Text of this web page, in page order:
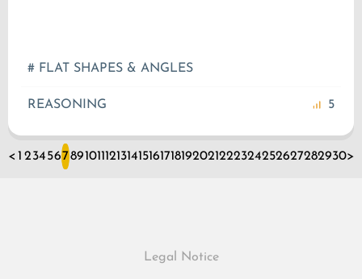
# FLAT SHAPES & ANGLES
REASONING 5
< 1 23456789101112131415161718192021222324252627282930>
Legal Notice